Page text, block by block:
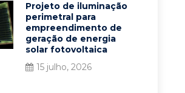
Projeto de iluminação
perimetral para
empreendimento de
geração de energia
solar fotovoltaica
15 julho, 2026